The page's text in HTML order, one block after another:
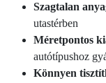
Szagtalan
utastérben
Méretpontos
autótípushoz
Könnyen